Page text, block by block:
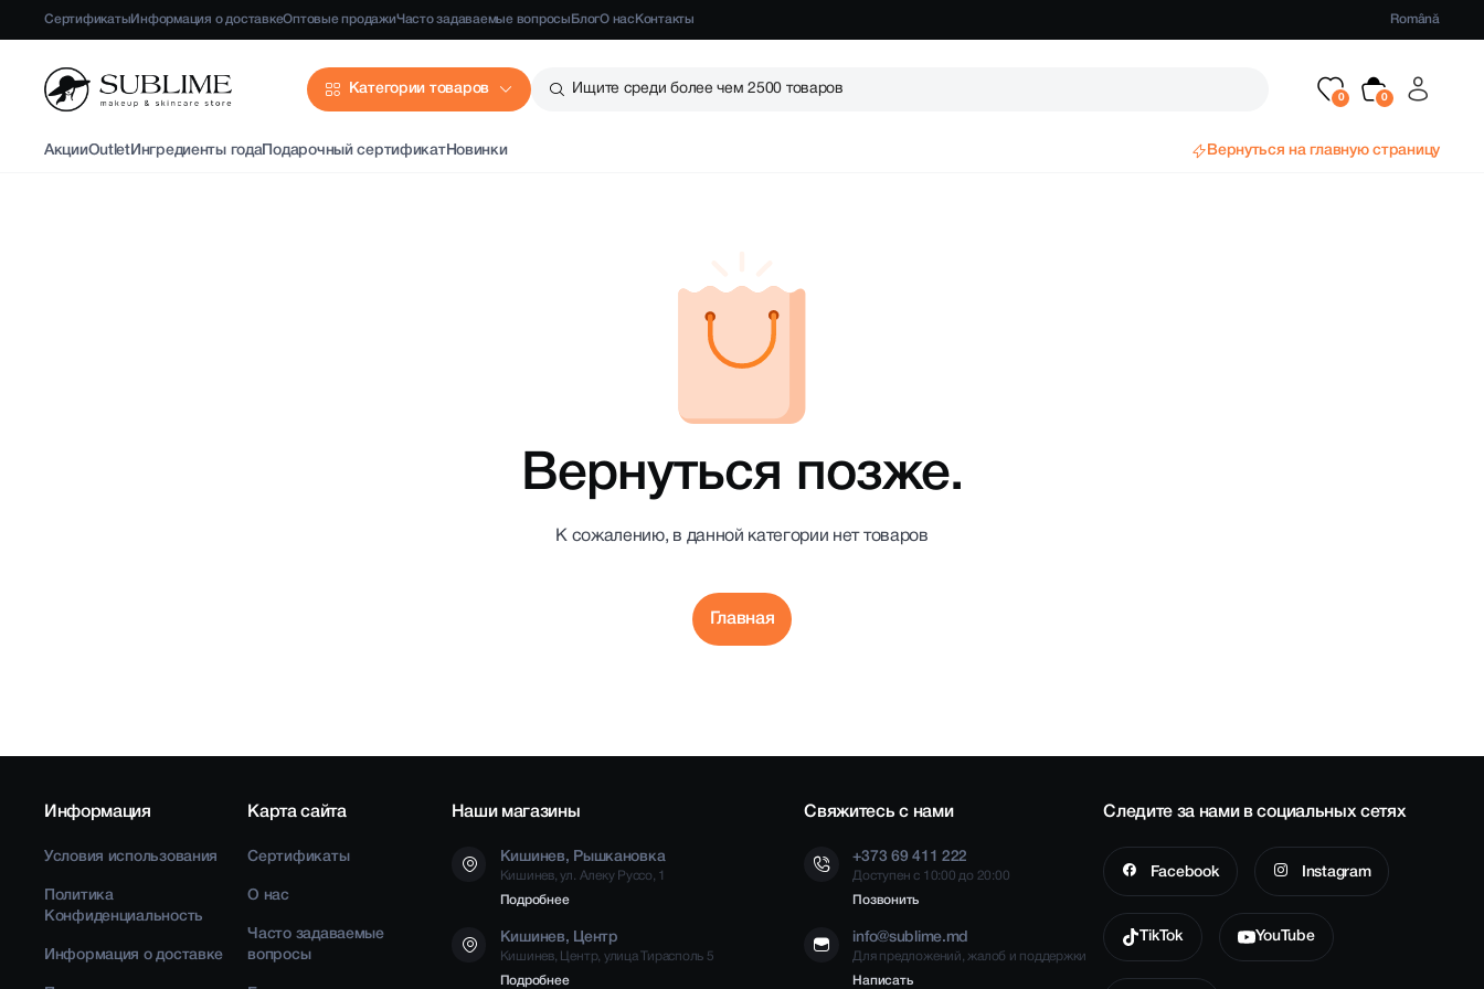
СертификатыИнформация о доставкеОптовые продажиЧасто задаваемые вопросы БлогО нас Контакты Română
Категории товаров Ищите среди более чем 2500 товаров
АкцииOutletИнгредиенты годаПодарочный сертификатНовинки Вернуться на главную страницу
Вернуться позже.
К сожалению, в данной категории нет товаров
Главная
Информация
Условия использования
Политика
Конфиденциальность
Информация о доставке
Карта сайта
Сертификаты
О нас
Часто задаваемые
вопросы
Наши магазины
Кишинев, Рышкановка
Кишинев, ул. Алеку Руссо, 1
Подробнее
Кишинев, Центр
Кишинев, Центр, улица Тирасполь 5
Подробнее
Свяжитесь с нами
+373 69 411 222
Доступен с 10:00 до 20:00
Позвонить
info@sublime.md
Для предложений, жалоб и поддержки
Написать
Следите за нами в социальных сетях
Facebook Instagram
TikTok YouTube